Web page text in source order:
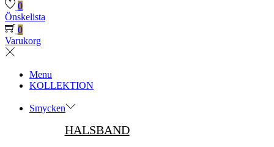
0
Önskelista
0
Varukorg
Menu
KOLLEKTION
Smycken
HALSBAND